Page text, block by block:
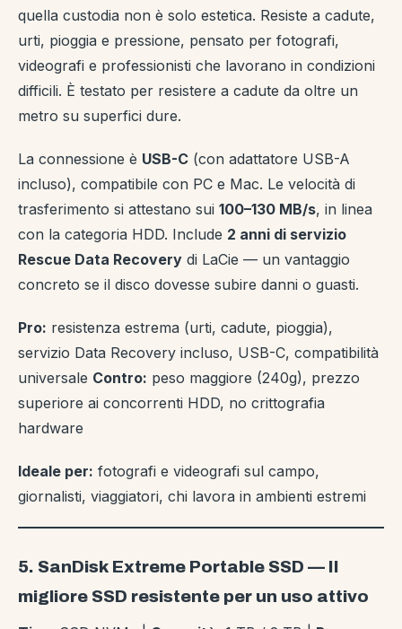
quella custodia non è solo estetica. Resiste a cadute,
urti, pioggia e pressione, pensato per fotografi,
videografi e professionisti che lavorano in condizioni
difficili. È testato per resistere a cadute da oltre un
metro su superfici dure.
La connessione è USB-C (con adattatore USB-A
incluso), compatibile con PC e Mac. Le velocità di
trasferimento si attestano sui 100–130 MB/s, in linea
con la categoria HDD. Include 2 anni di servizio
Rescue Data Recovery di LaCie — un vantaggio
concreto se il disco dovesse subire danni o guasti.
Pro: resistenza estrema (urti, cadute, pioggia),
servizio Data Recovery incluso, USB-C, compatibilità
universale Contro: peso maggiore (240g), prezzo
superiore ai concorrenti HDD, no crittografia
hardware
Ideale per: fotografi e videografi sul campo,
giornalisti, viaggiatori, chi lavora in ambienti estremi
5. SanDisk Extreme Portable SSD — Il
migliore SSD resistente per un uso attivo